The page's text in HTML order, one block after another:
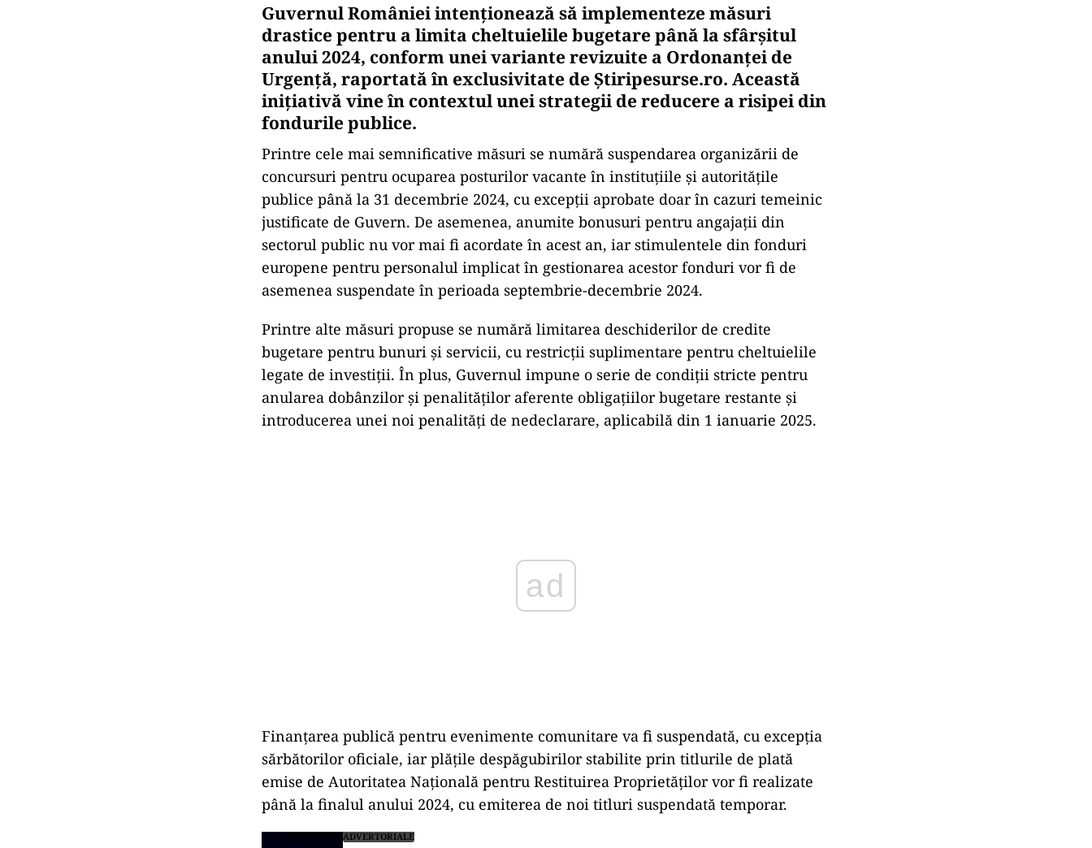
Guvernul României intenționează să implementeze măsuri
drastice pentru a limita cheltuielile bugetare până la sfârșitul
anului 2024, conform unei variante revizuite a Ordonanței de
Urgență, raportată în exclusivitate de Știripesurse.ro. Această
inițiativă vine în contextul unei strategii de reducere a risipei din
fondurile publice.
Printre cele mai semnificative măsuri se numără suspendarea organizării de
concursuri pentru ocuparea posturilor vacante în instituțiile și autoritățile
publice până la 31 decembrie 2024, cu excepții aprobate doar în cazuri temeinic
justificate de Guvern. De asemenea, anumite bonusuri pentru angajații din
sectorul public nu vor mai fi acordate în acest an, iar stimulentele din fonduri
europene pentru personalul implicat în gestionarea acestor fonduri vor fi de
asemenea suspendate în perioada septembrie-decembrie 2024.
Printre alte măsuri propuse se numără limitarea deschiderilor de credite
bugetare pentru bunuri și servicii, cu restricții suplimentare pentru cheltuielile
legate de investiții. În plus, Guvernul impune o serie de condiții stricte pentru
anularea dobânzilor și penalităților aferente obligațiilor bugetare restante și
introducerea unei noi penalități de nedeclarare, aplicabilă din 1 ianuarie 2025.
ad
Finanțarea publică pentru evenimente comunitare va fi suspendată, cu excepția
sărbătorilor oficiale, iar plățile despăgubirilor stabilite prin titlurile de plată
emise de Autoritatea Națională pentru Restituirea Proprietăților vor fi realizate
până la finalul anului 2024, cu emiterea de noi titluri suspendată temporar.
ADVERTORIALE